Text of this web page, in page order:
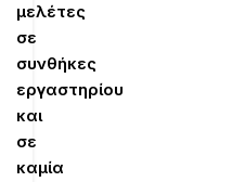
μελέτες
σε
συνθήκες
εργαστηρίου
και
σε
καμία